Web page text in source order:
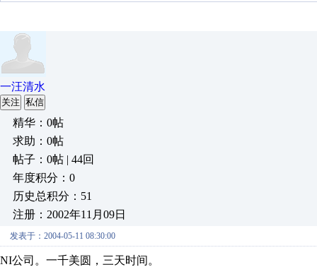
一汪清水
关注 私信
精华：0帖
求助：0帖
帖子：0帖 | 44回
年度积分：0
历史总积分：51
注册：2002年11月09日
发表于：2004-05-11 08:30:00
NI公司。一千美圆，三天时间。